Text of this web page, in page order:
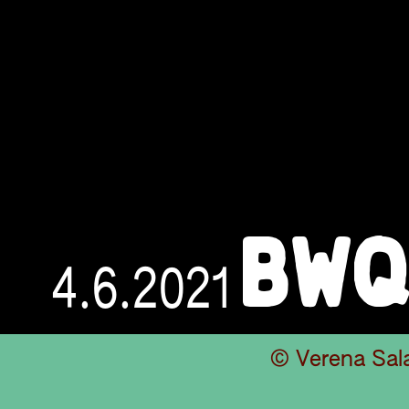
4.6.2021
© Verena